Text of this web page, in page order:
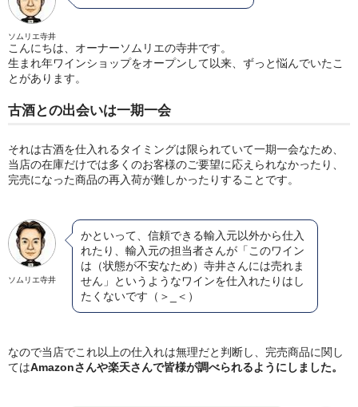
ソムリエ寺井
こんにちは、オーナーソムリエの寺井です。
生まれ年ワインショップをオープンして以来、ずっと悩んでいたこ
とがあります。
古酒との出会いは一期一会
それは古酒を仕入れるタイミングは限られていて一期一会なため、
当店の在庫だけでは多くのお客様のご要望に応えられなかったり、
完売になった商品の再入荷が難しかったりすることです。
ソムリエ寺井
かといって、信頼できる輸入元以外から仕入
れたり、輸入元の担当者さんが「このワイン
は（状態が不安なため）寺井さんには売れま
せん」というようなワインを仕入れたりはし
たくないです（＞_＜）
なので当店でこれ以上の仕入れは無理だと判断し、完売商品に関し
てはAmazonさんや楽天さんで皆様が調べられるようにしました。